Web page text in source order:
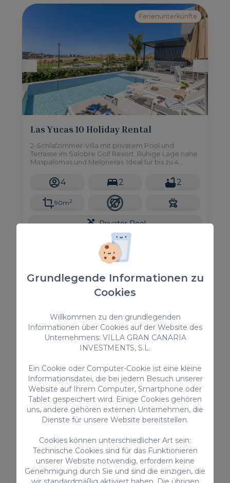
Ferienunterkünfte
Las Yucas 10 Holiday Rental
2-Schlafzimmer-Villa mit privatem Pool und
Terrasse im Salobre Golf Resort. Ruhige Lage nahe
Maspalomas und Meloneras. Ideal für bis zu 4
4 2 2
90m2
Privater Pool
/ Nacht
Las Yucas 16 Holiday Rental
Las Yucas 16 ist eine atemberaubende Ferienvilla
Badezimmer, für bis zu 4 Gäste.
4 2 2
90m
Grundlegende Informationen zu
Cookies
Willkommen zu den grundlegenden
Informationen über Cookies auf der Website des
Unternehmens: VILLA GRAN CANARIA
INVESTMENTS, S.L.
Ein Cookie oder Computer-Cookie ist eine kleine
Informationsdatei, die bei jedem Besuch unserer
Website auf Ihrem Computer, Smartphone oder
Tablet gespeichert wird. Einige Cookies gehören
uns, andere gehören externen Unternehmen, die
Dienste für unsere Website bereitstellen.
Cookies können unterschiedlicher Art sein:
Technische Cookies sind für das Funktionieren
unserer Website notwendig, erfordern keine
Genehmigung durch Sie und sind die einzigen, die